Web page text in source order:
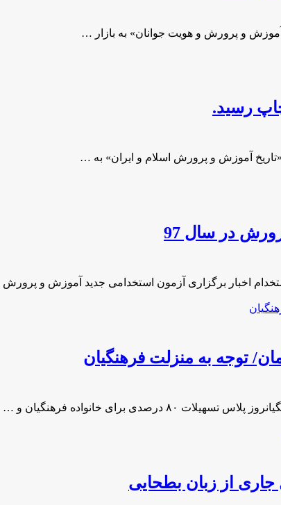
و پرورش و هویت جوانان» به بازار …
رسید.
آموزش و پرورش اسلام و ایران» به …
در سال 97
از زبان بطحایی